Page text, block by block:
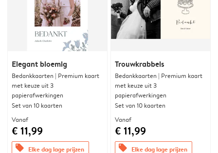
Elegant bloemig
Bedankkaarten | Premium kaart
met keuze uit 3
papierafwerkingen
Set van 10 kaarten
Vanaf
€ 11,99
offers Elke dag lage prijzen
Trouwkrabbels
Bedankkaarten | Premium kaart
met keuze uit 3
papierafwerkingen
Set van 10 kaarten
Vanaf
€ 11,99
offers Elke dag lage prijzen